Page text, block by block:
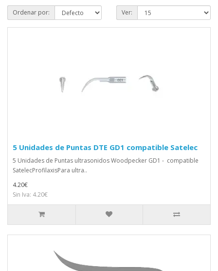
Ordenar por: Ver:
5 Unidades de Puntas DTE GD1 compatible Satelec
5 Unidades de Puntas ultrasonidos Woodpecker GD1 - compatible
SatelecProfilaxisPara ultra..
4.20€
Sin Iva: 4.20€